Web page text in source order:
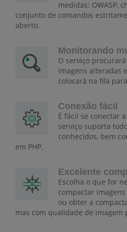
medidas: OWASP,
conjunto de comandos
aberto.
Monitorando
O serviço
imagens alteradas
colocará na fila
Conexão fácil
É fácil se conectar
serviço suporta
conhecidos, bem
em PHP.
Excelente
Escolha o que for
compactar
ou obter a
mas com qualidade de imagem